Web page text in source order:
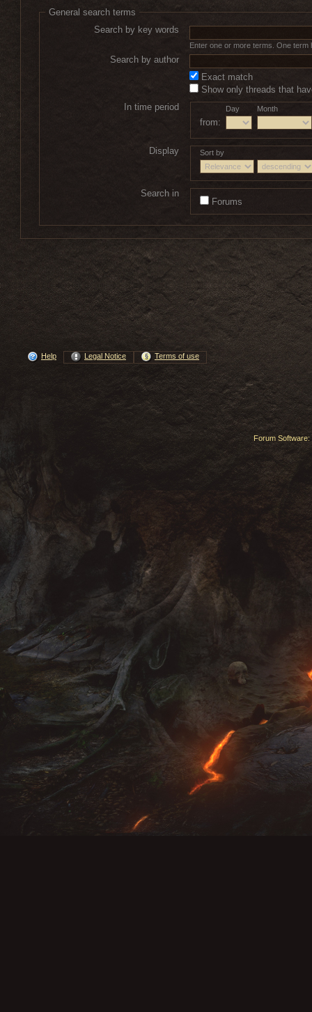
General search terms
Search by key words
Enter one or more terms. One
Search by author
Exact match
Show only threads that
In time period
from:
Day Month
Display Sort by
Search in
Forums
Help Legal Notice Terms of use
Forum Software: